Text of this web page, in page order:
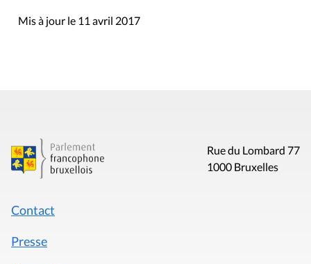
Mis à jour le 11 avril 2017
Rue du Lombard 77
1000 Bruxelles
Contact
Presse